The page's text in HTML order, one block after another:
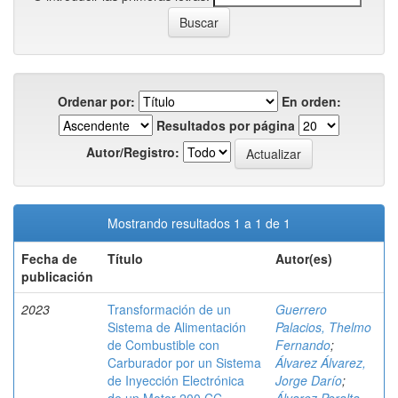
Ordenar por:
En orden:
Resultados por página
Autor/Registro:
Mostrando resultados 1 a 1 de 1
Fecha de
publicación
Título Autor(es)
2023
Transformación de un
Sistema de Alimentación
de Combustible con
Carburador por un Sistema
de Inyección Electrónica
Guerrero
Palacios, Thelmo
Fernando;
Álvarez Álvarez,
Jorge Darío;